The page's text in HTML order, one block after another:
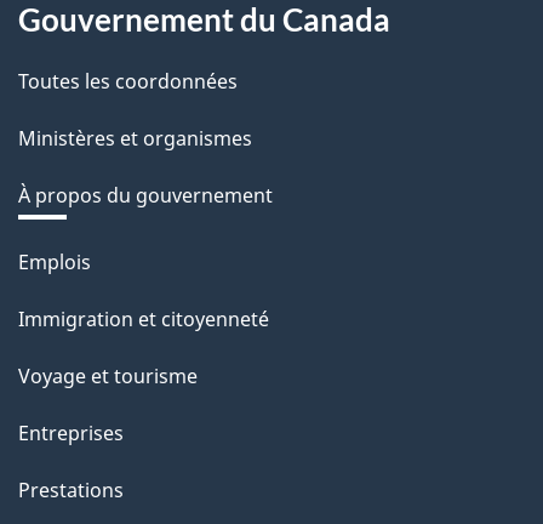
Gouvernement du Canada
Toutes les coordonnées
Ministères et organismes
À propos du gouvernement
Thèmes
sujets
Emplois
Immigration et citoyenneté
Voyage et tourisme
Entreprises
Prestations